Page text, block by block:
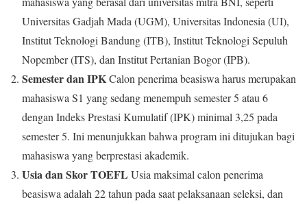
Universitas Gadjah Mada (UGM), Universitas Indonesia (UI),
Institut Teknologi Bandung (ITB), Institut Teknologi Sepuluh
Nopember (ITS), dan Institut Pertanian Bogor (IPB).
Semester dan IPKCalon penerima beasiswa harus merupakan
mahasiswa S1 yang sedang menempuh semester 5 atau 6
dengan Indeks Prestasi Kumulatif (IPK) minimal 3,25 pada
semester 5. Ini menunjukkan bahwa program ini ditujukan bagi
mahasiswa yang berprestasi akademik.
Usia dan Skor TOEFL Usia maksimal calon penerima
beasiswa adalah 22 tahun pada saat pelaksanaan seleksi, dan